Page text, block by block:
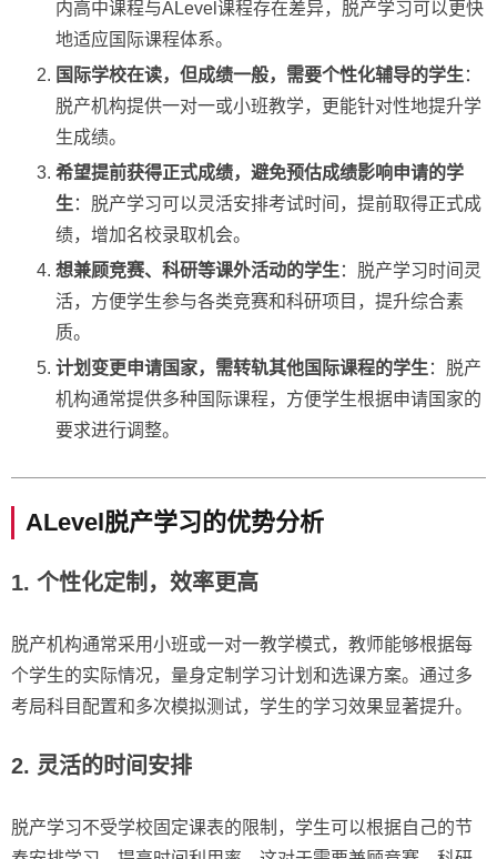
内高中课程与ALevel课程存在差异，脱产学习可以更快
地适应国际课程体系。
国际学校在读，但成绩一般，需要个性化辅导的学生 ：
脱产机构提供一对一或小班教学，更能针对性地提升学
生成绩。
希望提前获得正式成绩，避免预估成绩影响申请的学
生 ：脱产学习可以灵活安排考试时间，提前取得正式成
绩，增加名校录取机会。
想兼顾竞赛、科研等课外活动的学生 ：脱产学习时间灵
活，方便学生参与各类竞赛和科研项目，提升综合素
质。
计划变更申请国家，需转轨其他国际课程的学生 ：脱产
机构通常提供多种国际课程，方便学生根据申请国家的
要求进行调整。
ALevel脱产学习的优势分析
1. 个性化定制，效率更高
脱产机构通常采用小班或一对一教学模式，教师能够根据每
个学生的实际情况，量身定制学习计划和选课方案。通过多
考局科目配置和多次模拟测试，学生的学习效果显著提升。
2. 灵活的时间安排
脱产学习不受学校固定课表的限制，学生可以根据自己的节